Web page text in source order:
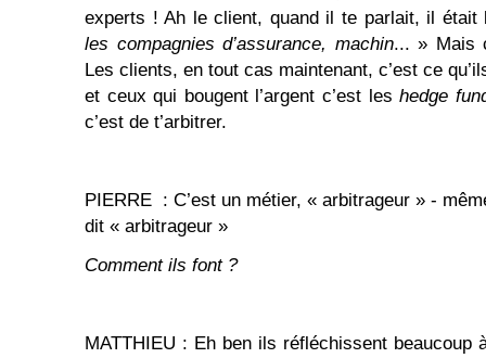
experts ! Ah le client, quand il te parlait, il
les compagnies d’assurance, machin... » Mais
Les clients, en tout cas maintenant, c’est ce
et ceux qui bougent l’argent c’est leshedge
c’est de t’arbitrer.
PIERRE : C’est un métier, « arbitrageur » -
dit « arbitrageur »
Comment ils font ?
MATTHIEU : Eh ben ils réfléchissent beaucoup